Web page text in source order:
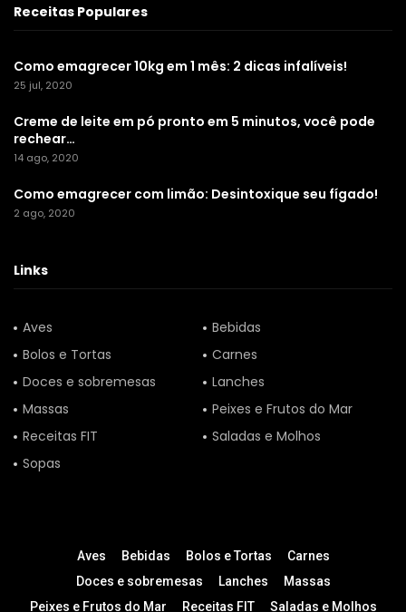
Receitas Populares
Como emagrecer 10kg em 1 mês: 2 dicas infalíveis!
25 jul, 2020
Creme de leite em pó pronto em 5 minutos, você pode
rechear…
14 ago, 2020
Como emagrecer com limão: Desintoxique seu fígado!
2 ago, 2020
Links
Aves
Bebidas
Bolos e Tortas
Carnes
Doces e sobremesas
Lanches
Massas
Peixes e Frutos do Mar
Receitas FIT
Saladas e Molhos
Sopas
Aves Bebidas Bolos e Tortas
Carnes
Doces e sobremesas
Lanches
Massas
Peixes e Frutos do Mar
Receitas FIT Saladas e Molhos